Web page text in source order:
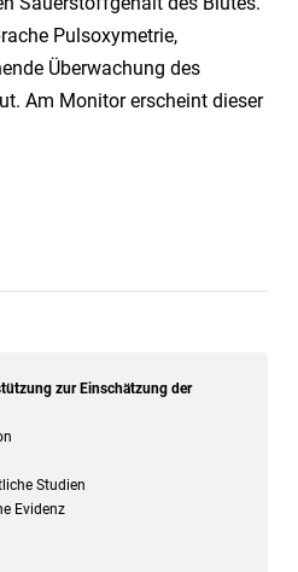
Pulsoxymetrie,
Überwachung des
Am Monitor erscheint dieser
zur Einschätzung der
Studien
Evidenz